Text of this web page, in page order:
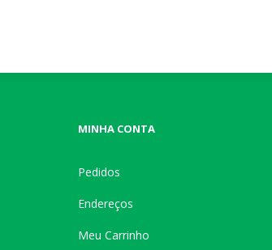
MINHA CONTA
Pedidos
Endereços
Meu Carrinho